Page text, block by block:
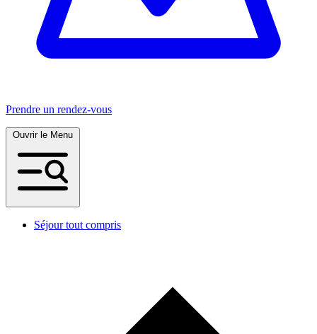
Prendre un rendez-vous
Séjour tout compris